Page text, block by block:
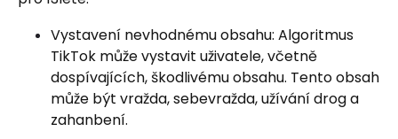
Vystavení nevhodnému obsahu: Algoritmus
TikTok může vystavit uživatele, včetně
dospívajících, škodlivému obsahu. Tento obsah
může být vražda, sebevražda, užívání drog a
zahanbení.